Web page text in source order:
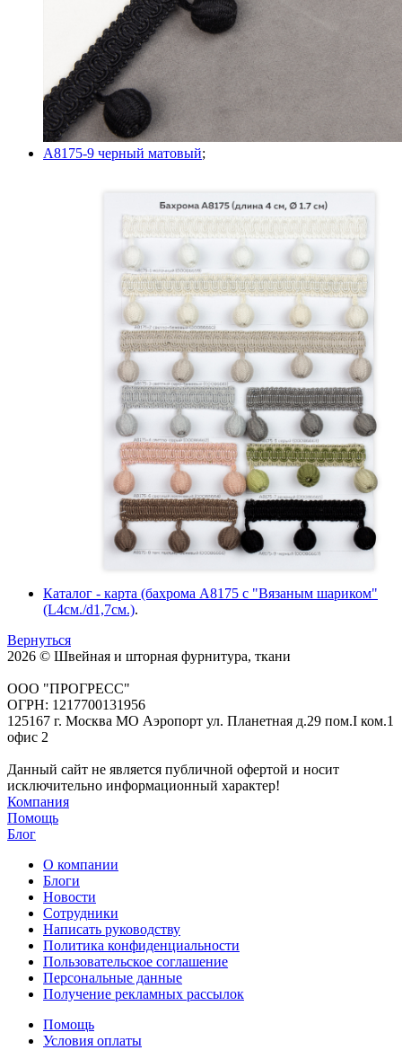
A8175-9 черный матовый;
Каталог - карта (бахрома A8175 с "Вязаным шариком"
(L4см./d1,7см.).
Вернуться
2026 © Швейная и шторная фурнитура, ткани
ООО "ПРОГРЕСС"
ОГРН: 1217700131956
125167 г. Москва МО Аэропорт ул. Планетная д.29 пом.I ком.1
офис 2
Данный сайт не является публичной офертой и носит
исключительно информационный характер!
Компания
Помощь
Блог
О компании
Блоги
Новости
Сотрудники
Написать руководству
Политика конфиденциальности
Пользовательское соглашение
Персональные данные
Получение рекламных рассылок
Помощь
Условия оплаты